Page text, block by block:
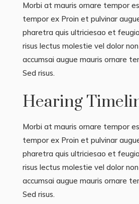
Morbi at mauris ornare tempor
tempor ex Proin et pulvinar
pharetra quis ultriciesao et
risus lectus molestie vel dolor
accumsai augue mauris ornare
Sed risus.
Hearing
Morbi at mauris ornare tempor
tempor ex Proin et pulvinar
pharetra quis ultriciesao et
risus lectus molestie vel dolor
accumsai augue mauris ornare
Sed risus.